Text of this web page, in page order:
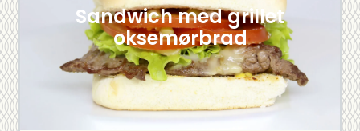
Sandwich med grillet
oksemørbrad